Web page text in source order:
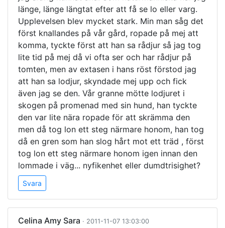
länge, länge längtat efter att få se lo eller varg.
Upplevelsen blev mycket stark. Min man såg det
först knallandes på vår gård, ropade på mej att
komma, tyckte först att han sa rådjur så jag tog
lite tid på mej då vi ofta ser och har rådjur på
tomten, men av extasen i hans röst förstod jag
att han sa lodjur, skyndade mej upp och fick
även jag se den. Vår granne mötte lodjuret i
skogen på promenad med sin hund, han tyckte
den var lite nära ropade för att skrämma den
men då tog lon ett steg närmare honom, han tog
då en gren som han slog hårt mot ett träd , först
tog lon ett steg närmare honom igen innan den
lommade i väg... nyfikenhet eller dumdtrisighet?
Svara
Celina Amy Sara · 2011-11-07 13:03:00